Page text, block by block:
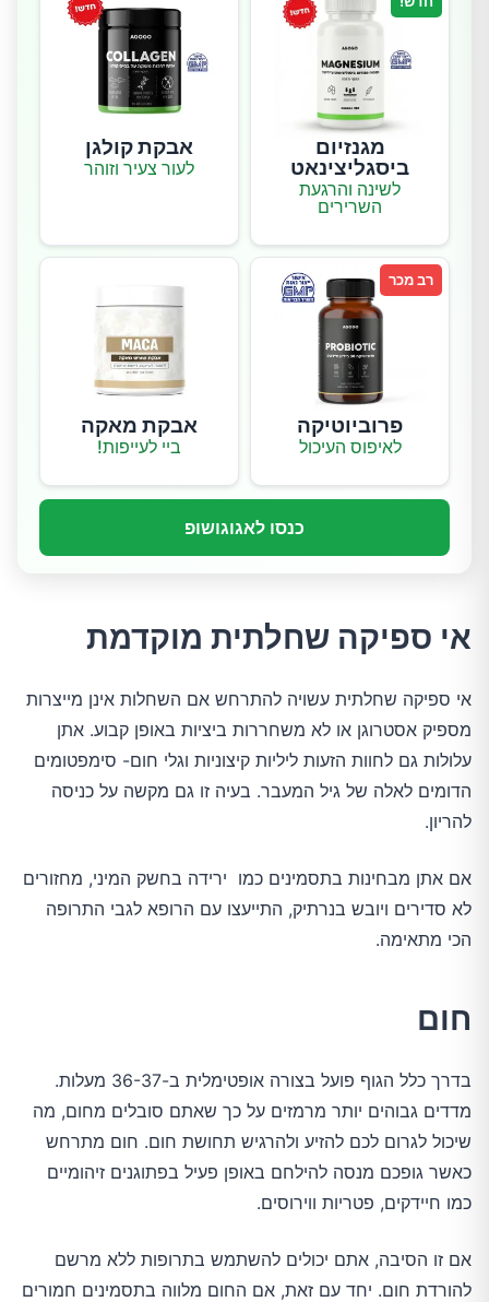
מגנזיום
ביסגליצינאט
לשינה והרגעת
השרירים
אבקת קולגן
לעור צעיר וזוהר
רב מכר
פרוביוטיקה
לאיפוס העיכול
אבקת מאקה
ביי לעייפות!
כנסו לאגוגושופ
אי ספיקה שחלתית מוקדמת
אי ספיקה שחלתית עשויה להתרחש אם השחלות אינן מייצרות
מספיק אסטרוגן או לא משחררות ביציות באופן קבוע. אתן
עלולות גם לחוות הזעות ליליות קיצוניות וגלי חום- סימפטומים
הדומים לאלה של גיל המעבר. בעיה זו גם מקשה על כניסה
להריון.
אם אתן מבחינות בתסמינים כמו ירידה בחשק המיני, מחזורים
לא סדירים ויובש בנרתיק, התייעצו עם הרופא לגבי התרופה
הכי מתאימה.
חום
בדרך כלל הגוף פועל בצורה אופטימלית ב-36-37 מעלות.
מדדים גבוהים יותר מרמזים על כך שאתם סובלים מחום, מה
שיכול לגרום לכם להזיע ולהרגיש תחושת חום. חום מתרחש
כאשר גופכם מנסה להילחם באופן פעיל בפתוגנים זיהומיים
כמו חיידקים, פטריות ווירוסים.
אם זו הסיבה, אתם יכולים להשתמש בתרופות ללא מרשם
להורדת חום. יחד עם זאת, אם החום מלווה בתסמינים חמורים